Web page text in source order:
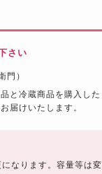
さい
門）
と冷蔵商品を購入した
届けいたします。
なります。容量等は変